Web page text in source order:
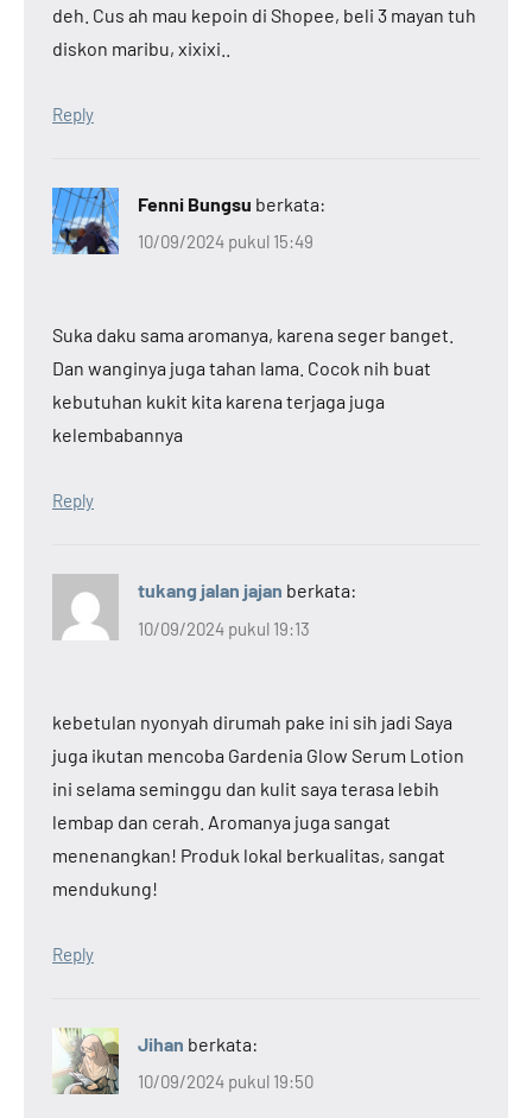
deh. Cus ah mau kepoin di Shopee, beli 3 mayan tuh
diskon maribu, xixixi..
Reply
Fenni Bungsu berkata:
10/09/2024 pukul 15:49
Suka daku sama aromanya, karena seger banget.
Dan wanginya juga tahan lama. Cocok nih buat
kebutuhan kukit kita karena terjaga juga
kelembabannya
Reply
tukang jalan jajan berkata:
10/09/2024 pukul 19:13
kebetulan nyonyah dirumah pake ini sih jadi Saya
juga ikutan mencoba Gardenia Glow Serum Lotion
ini selama seminggu dan kulit saya terasa lebih
lembap dan cerah. Aromanya juga sangat
menenangkan! Produk lokal berkualitas, sangat
mendukung!
Reply
Jihan berkata:
10/09/2024 pukul 19:50